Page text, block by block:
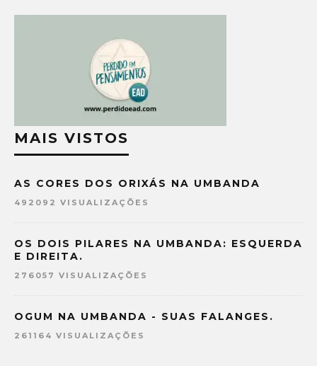
MAIS VISTOS
AS CORES DOS ORIXÁS NA UMBANDA
492092 VISUALIZAÇÕES
OS DOIS PILARES NA UMBANDA: ESQUERDA
E DIREITA.
276057 VISUALIZAÇÕES
OGUM NA UMBANDA - SUAS FALANGES.
261164 VISUALIZAÇÕES